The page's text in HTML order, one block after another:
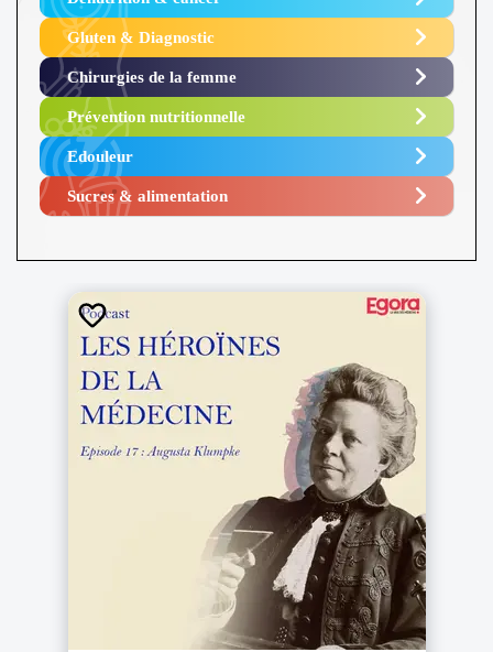
Gluten & Diagnostic
Chirurgies de la femme
Prévention nutritionnelle
Edouleur​
Sucres & alimentation​